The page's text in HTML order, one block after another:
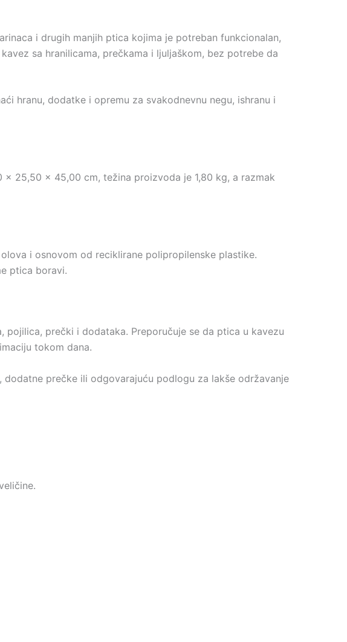
i drugih manjih ptica kojima je potreban funkcionalan,
sa hranilicama, prečkama i ljuljaškom, bez potrebe da
hranu, dodatke i opremu za svakodnevnu negu, ishranu i
25,50 x 45,00 cm, težina proizvoda je 1,80 kg, a razmak
i osnovom od reciklirane polipropilenske plastike.
ptica boravi.
prečki i dodataka. Preporučuje se da ptica u kavezu
tokom dana.
, dodatne prečke ili odgovarajuću podlogu za lakše održavanje